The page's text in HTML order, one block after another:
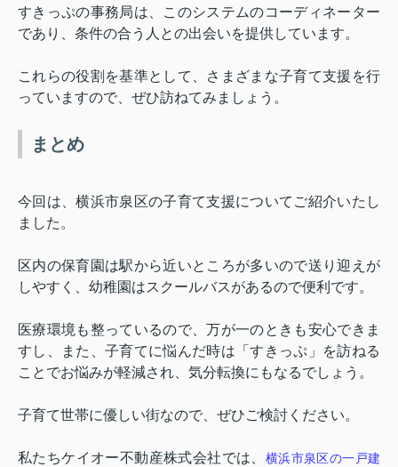
すきっぷの事務局は、このシステムのコーディネーター
であり、条件の合う人との出会いを提供しています。
これらの役割を基準として、さまざまな子育て支援を行
っていますので、ぜひ訪ねてみましょう。
まとめ
今回は、横浜市泉区の子育て支援についてご紹介いたし
ました。
区内の保育園は駅から近いところが多いので送り迎えが
しやすく、幼稚園はスクールバスがあるので便利です。
医療環境も整っているので、万が一のときも安心できま
すし、また、子育てに悩んだ時は「すきっぷ」を訪ねる
ことでお悩みが軽減され、気分転換にもなるでしょう。
子育て世帯に優しい街なので、ぜひご検討ください。
私たちケイオー不動産株式会社では、 横浜市泉区の一戸建